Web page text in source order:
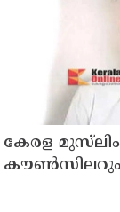
കേരള
കൗൺസിലറും